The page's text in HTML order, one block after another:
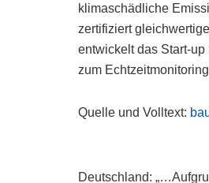
klimaschädliche
zertifiziert
entwickelt das Start-
zum
Quelle und Volltext:
Deutschland: